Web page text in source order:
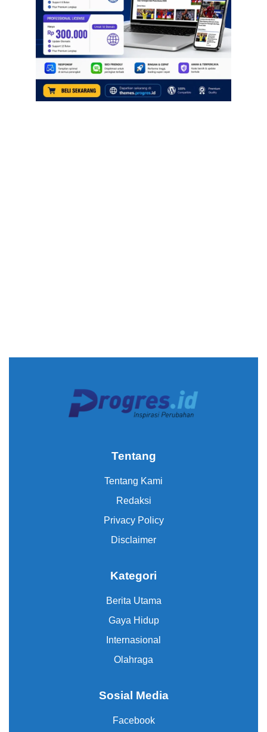
Tentang
Tentang Kami
Redaksi
Privacy Policy
Disclaimer
Kategori
Berita Utama
Gaya Hidup
Internasional
Olahraga
Sosial Media
Facebook